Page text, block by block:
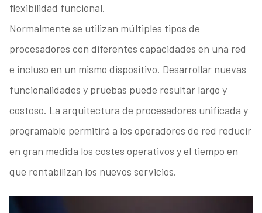
flexibilidad funcional.
Normalmente se utilizan múltiples tipos de
procesadores con diferentes capacidades en una red
e incluso en un mismo dispositivo. Desarrollar nuevas
funcionalidades y pruebas puede resultar largo y
costoso. La arquitectura de procesadores unificada y
programable permitirá a los operadores de red reducir
en gran medida los costes operativos y el tiempo en
que rentabilizan los nuevos servicios.